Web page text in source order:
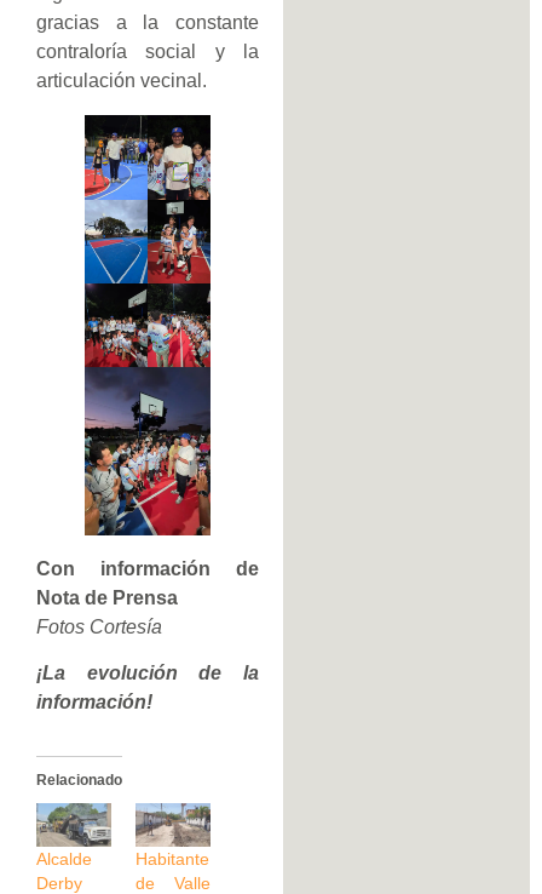
gracias a la constante
contraloría social y la
articulación vecinal.
Con información de
Nota de Prensa
Fotos Cortesía
¡La evolución de la
información!
Relacionado
Alcalde
Derby
Habitante
de Valle